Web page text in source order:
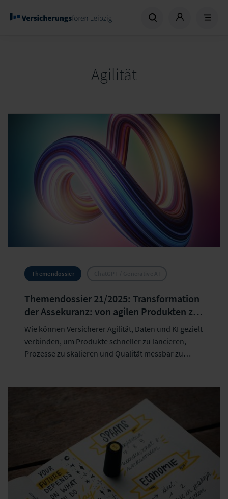
Agilität
Themendossier
Themendossier 21/2025: Transformation
der Assekuranz: von agilen Produkten zu
smarten Prozessen
Wie können Versicherer Agilität, Daten und KI gezielt
verbinden, um Produkte schneller zu lancieren,
Prozesse zu skalieren und Qualität messbar zu
Trends und den entscheidenden Handlungsfeldern